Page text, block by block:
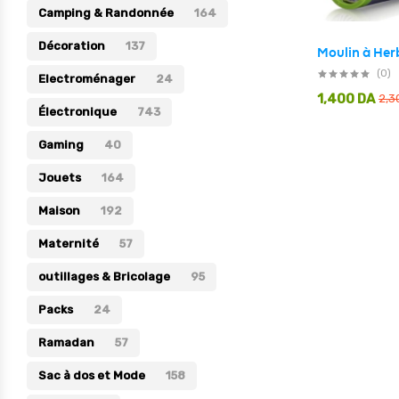
Électronique
Jouets
Maison
Maternité
Outillages & Bricolage
Packs
Sac à dos et Mode
Soins & Beauté
Sport
Divers
(0)
1,400 DA
Camping & Randonnée 164
Décoration 137
Electroménager 24
Électronique 743
Gaming 40
Jouets 164
Maison 192
Maternité 57
outillages & Bricolage 95
Packs 24
Ramadan 57
Sac à dos et Mode 158